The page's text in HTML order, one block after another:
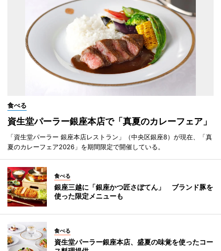
食べる
資生堂パーラー銀座本店で「真夏のカレーフェア」
「資生堂パーラー 銀座本店レストラン」（中央区銀座8）が現在、「真
夏のカレーフェア2026」を期間限定で開催している。
食べる
銀座三越に「銀座かつ匠さぼてん」 ブランド豚を
使った限定メニューも
食べる
資生堂パーラー銀座本店、盛夏の味覚を使ったコー